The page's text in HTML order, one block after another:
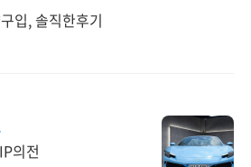
입, 솔직한후기
의전